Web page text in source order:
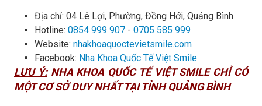
Địa chỉ: 04 Lê Lợi, Phường, Đồng Hới, Quảng Bình
Hotline: 0854 999 907 - 0705 585 999
Website: nhakhoaquoctevietsmile.com
Facebook: Nha Khoa Quốc Tế Việt Smile
LƯU Ý:NHA KHOA QUỐC TẾ VIỆT SMILE CHỈ CÓ
MỘT CƠ SỞ DUY NHẤT TẠI TỈNH QUẢNG BÌNH